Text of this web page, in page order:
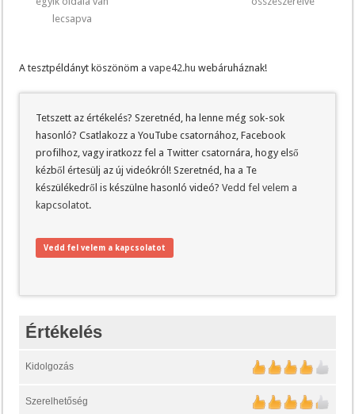
lecsapva
A tesztpéldányt köszönöm avape42.hu webáruháznak!
Tetszett az értékelés? Szeretnéd, ha lenne még sok-sok
hasonló? Csatlakozz a YouTube csatornához, Facebook
profilhoz, vagy iratkozz fel a Twitter csatornára, hogy első
kézből értesülj az új videókról! Szeretnéd, ha a Te
készülékedről is készülne hasonló videó?Vedd fel velem a
kapcsolatot.
Vedd fel velem a kapcsolatot
Értékelés
Kidolgozás
Szerelhetőség